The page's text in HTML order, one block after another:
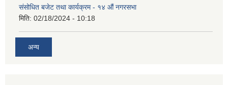
संसोधित बजेट तथा कार्यक्रम - १४ औं नगरसभा
मिति: 02/18/2024 - 10:18
अन्य